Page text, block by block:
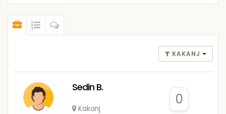
KAKANJ
Sedin B.
Kakanj
0